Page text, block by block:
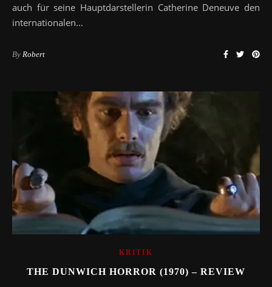
auch für seine Hauptdarstellerin Catherine Deneuve den
internationalen…
By Robert
KRITIK
THE DUNWICH HORROR (1970) – REVIEW